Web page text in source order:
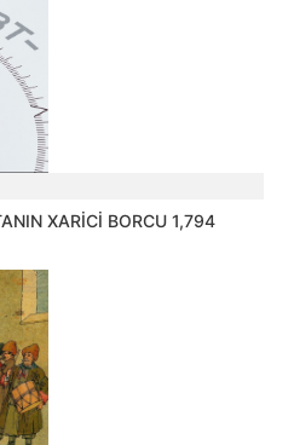
XARİCİ BORCU 1,794